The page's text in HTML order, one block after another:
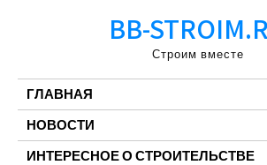
BB-
Строим вместе
ГЛАВНАЯ
НОВОСТИ
ИНТЕРЕСНОЕ О СТРОИТЕЛЬСТВЕ